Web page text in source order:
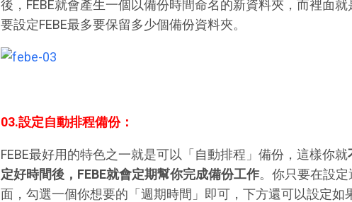
後，FEBE就會產生一個以備份時間命名的新資料夾，而裡面
要設定FEBE最多要保留多少個備份資料夾。
03.設定自動排程備份：
FEBE最好用的特色之一就是可以「自動排程」備份，這樣你就
定好時間後，FEBE就會定期幫你完成備份工作。你只要在設
面，勾選一個你想要的「週期時間」即可，下方還可以設定如